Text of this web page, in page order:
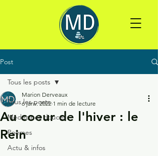
Post
Tous les posts
Médecines douces
Poèmes
Actu & infos
Tous les posts
Au coeur de l'hiver : le
Rein
Marion Derveaux
6 janv. 2022 1 min de lecture